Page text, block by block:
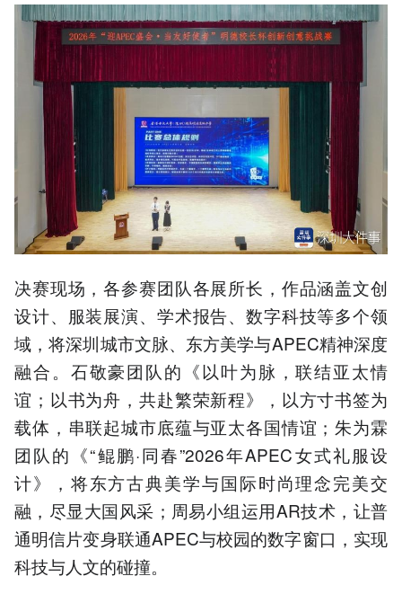
决赛现场，各参赛团队各展所长，作品涵盖文创
设计、服装展演、学术报告、数字科技等多个领
域，将深圳城市文脉、东方美学与APEC精神深度
融合。石敬豪团队的《以叶为脉，联结亚太情
谊；以书为舟，共赴繁荣新程》，以方寸书签为
载体，串联起城市底蕴与亚太各国情谊；朱为霖
团队的《“鲲鹏·同春”2026年APEC女式礼服设
计》，将东方古典美学与国际时尚理念完美交
融，尽显大国风采；周易小组运用AR技术，让普
通明信片变身联通APEC与校园的数字窗口，实现
科技与人文的碰撞。